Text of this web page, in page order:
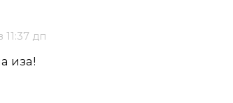
11:37 дп
иза!